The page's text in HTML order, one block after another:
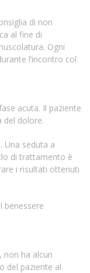
di non
al fine di
Ogni
l’incontro col
acuta. Il paziente
del dolore.
Una seduta a
di trattamento è
i risultati ottenuti
benessere
non ha alcun
del paziente al